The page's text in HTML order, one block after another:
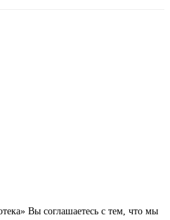
Вы соглашаетесь с тем, что мы